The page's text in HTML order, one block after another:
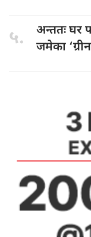
५. अन्ततः घर
जमेका